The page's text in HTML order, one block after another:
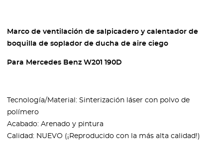
Marco de ventilación de salpicadero y calentador de
boquilla de soplador de ducha de aire ciego
Para Mercedes Benz W201 190D
Tecnología/Material: Sinterización láser con polvo de
polímero
Acabado: Arenado y pintura
Calidad: NUEVO (¡Reproducido con la más alta calidad!)